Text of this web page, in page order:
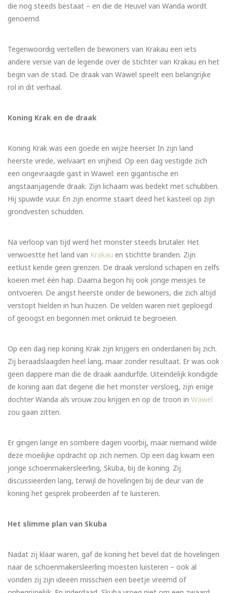
die nog steeds bestaat – en die de Heuvel van Wanda wordt
genoemd.
Tegenwoordig vertellen de bewoners van Krakau een iets
andere versie van de legende over de stichter van Krakau en het
begin van de stad. De draak van Wawel speelt een belangrijke
rol in dit verhaal.
Koning Krak en de draak
Koning Krak was een goede en wijze heerser. In zijn land
heerste vrede, welvaart en vrijheid. Op een dag vestigde zich
een ongevraagde gast in Wawel: een gigantische en
angstaanjagende draak. Zijn lichaam was bedekt met schubben.
Hij spuwde vuur. En zijn enorme staart deed het kasteel op zijn
grondvesten schudden.
Na verloop van tijd werd het monster steeds brutaler. Het
verwoestte het land van Krakau en stichtte branden. Zijn
eetlust kende geen grenzen. De draak verslond schapen en zelfs
koeien met één hap. Daarna begon hij ook jonge meisjes te
ontvoeren. De angst heerste onder de bewoners, die zich altijd
verstopt hielden in hun huizen. De velden waren niet geploegd
of geoogst en begonnen met onkruid te begroeien.
Op een dag riep koning Krak zijn krijgers en onderdanen bij zich.
Zij beraadslaagden heel lang, maar zonder resultaat. Er was ook
geen dappere man die de draak aandurfde. Uiteindelijk kondigde
de koning aan dat degene die het monster versloeg, zijn enige
dochter Wanda als vrouw zou krijgen en op de troon in Wawel
zou gaan zitten.
Er gingen lange en sombere dagen voorbij, maar niemand wilde
deze moeilijke opdracht op zich nemen. Op een dag kwam een
jonge schoenmakersleerling, Skuba, bij de koning. Zij
discussieerden lang, terwijl de hovelingen bij de deur van de
koning het gesprek probeerden af te luisteren.
Het slimme plan van Skuba
Nadat zij klaar waren, gaf de koning het bevel dat de hovelingen
naar de schoenmakersleerling moesten luisteren – ook al
vonden zij zijn ideeën misschien een beetje vreemd of